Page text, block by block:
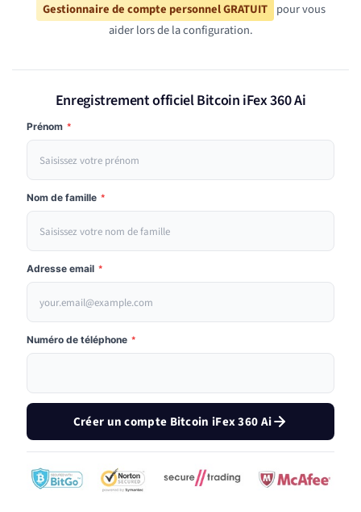
Gestionnaire de compte personnel GRATUIT pour vous
aider lors de la configuration.
Enregistrement officiel Bitcoin iFex 360 Ai
Prénom *
Nom de famille *
Adresse email *
Numéro de téléphone *
Créer un compte Bitcoin iFex 360 Ai